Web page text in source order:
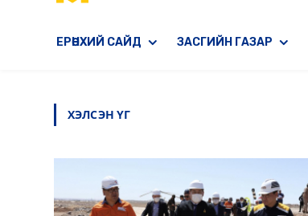
ЕРӨНХИЙ САЙД ЗАСГИЙН ГАЗАР
ХЭЛСЭН ҮГ